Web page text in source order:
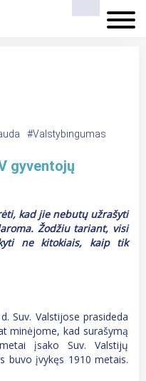
#Valstybingumas
gyventojų
kad jie nebutų užrašyti
Žodžiu tariant, visi
ne kitokiais, kaip tik
Suv. Valstijose prasideda
minėjome, kad surašymą
įsako Suv. Valstijų
buvo įvykęs 1910 metais.